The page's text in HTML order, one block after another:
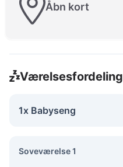
Åbn kort
Værelsesfordeling
1x Babyseng
Soveværelse 1